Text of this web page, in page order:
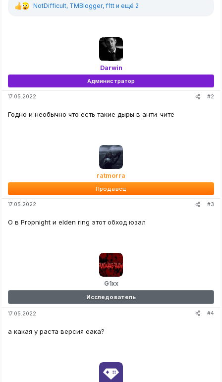
Р
NotDifficult, TMBlogger, f1tt и ещё 2
Darwin
Администратор
17.05.2022 #2
Годно и необычно что есть такие дыры в анти-чите
ratmorra
Продавец
17.05.2022 #3
О в Propnight и elden ring этот обход юзал
G1xx
Исследователь
17.05.2022 #4
а какая у раста версия еака?